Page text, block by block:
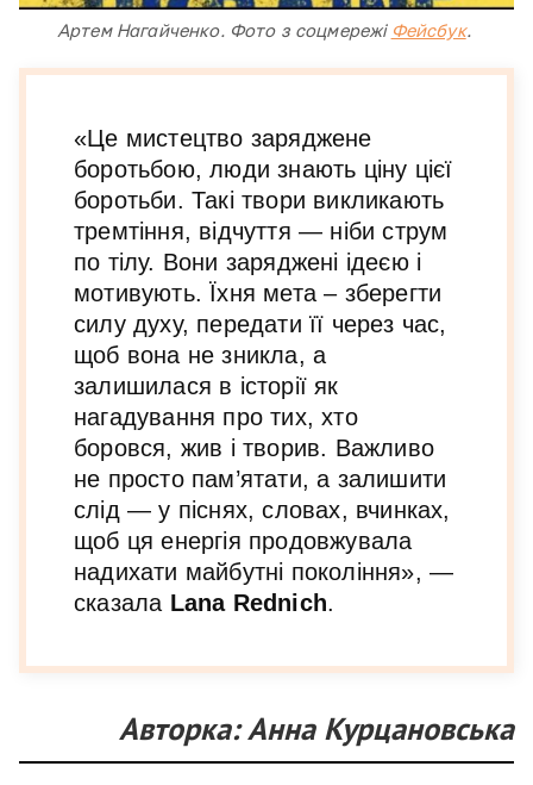
Артем Нагайченко. Фото з соцмережі Фейсбук.
«Це мистецтво заряджене
боротьбою, люди знають ціну цієї
боротьби. Такі твори викликають
тремтіння, відчуття — ніби струм
по тілу. Вони заряджені ідеєю і
мотивують. Їхня мета – зберегти
силу духу, передати її через час,
щоб вона не зникла, а
залишилася в історії як
нагадування про тих, хто
боровся, жив і творив. Важливо
не просто пам’ятати, а залишити
слід — у піснях, словах, вчинках,
щоб ця енергія продовжувала
надихати майбутні покоління», —
сказала Lana Rednich.
Авторка: Анна Курцановська